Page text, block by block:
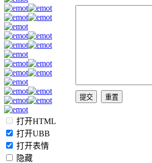
打开HTML
打开UBB
打开表情
隐藏